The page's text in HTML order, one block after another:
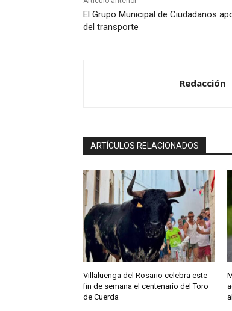
El Grupo Municipal de Ciudadanos
del transporte
Redacción
ARTÍCULOS RELACIONADOS
Villaluenga del Rosario celebra este
fin de semana el centenario del Toro
de Cuerda